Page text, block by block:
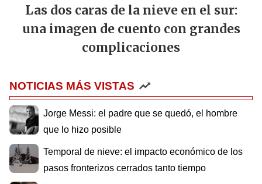
Las dos caras de la nieve en el sur:
una imagen de cuento con grandes
complicaciones
NOTICIAS MÁS VISTAS
Jorge Messi: el padre que se quedó, el hombre
que lo hizo posible
Temporal de nieve: el impacto económico de los
pasos fronterizos cerrados tanto tiempo